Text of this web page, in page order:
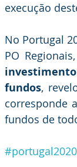
execução
No Portugal
PO
fundos,
corresponde
fundos de
#portugal2020